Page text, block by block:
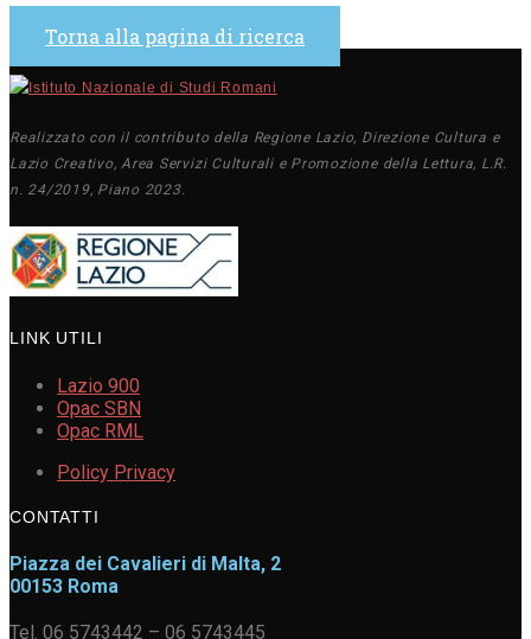
Torna alla pagina di ricerca
Realizzato con il contributo della Regione Lazio, Direzione Cultura e
Lazio Creativo, Area Servizi Culturali e Promozione della Lettura, L.R.
n. 24/2019, Piano 2023.
LINK UTILI
Lazio 900
Opac SBN
Opac RML
Policy Privacy
CONTATTI
Piazza dei Cavalieri di Malta, 2
00153 Roma
Tel. 06 5743442 – 06 5743445